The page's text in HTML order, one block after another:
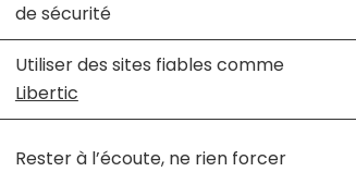
de sécurité
Utiliser des sites fiables comme
Libertic
Rester à l’écoute, ne rien forcer